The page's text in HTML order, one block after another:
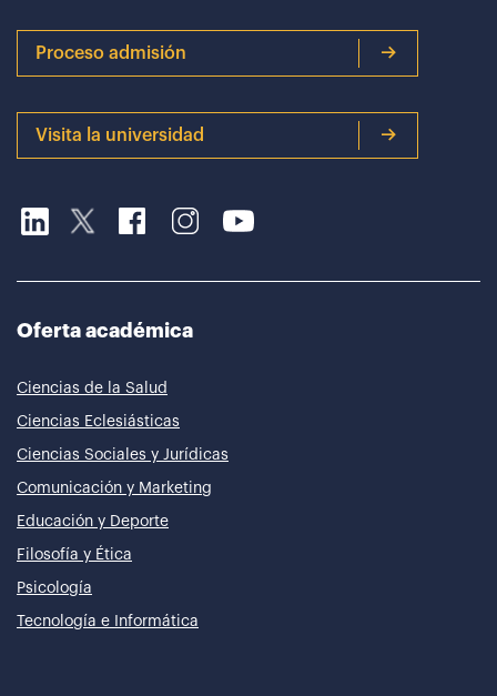
Proceso admisión
Visita la universidad
Oferta académica
Ciencias de la Salud
Ciencias Eclesiásticas
Ciencias Sociales y Jurídicas
Comunicación y Marketing
Educación y Deporte
Filosofía y Ética
Psicología
Tecnología e Informática